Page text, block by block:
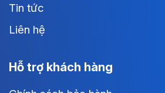
Tin tức
Liên hệ
Hỗ trợ khách hàng